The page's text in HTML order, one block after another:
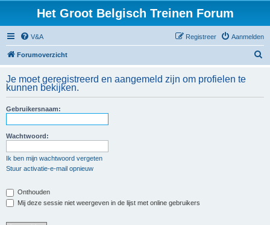
Het Groot Belgisch Treinen Forum
V&A Aanmelden
Registreer
Forumoverzicht
k
Je moet geregistreerd en aangemeld zijn om profielen te
kunnen bekijken.
Gebruikersnaam:
Wachtwoord:
Ik ben mijn wachtwoord vergeten
Stuur activatie-e-mail opnieuw
Onthouden
Mij deze sessie niet weergeven in de lijst met online gebruikers